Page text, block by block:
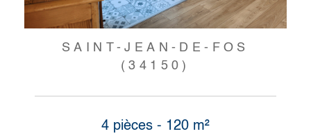
SAINT-JEAN-DE-FOS
(34150)
4 pièces - 120 m²